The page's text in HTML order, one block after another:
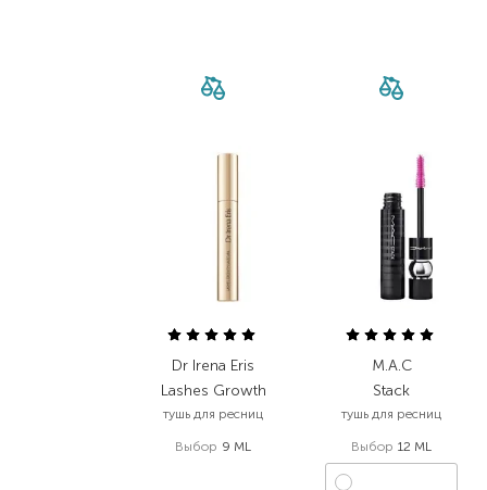
Dr Irena Eris
Lashes Growth
тушь для ресниц
Выбор 9 ML
M.A.C
Stack
тушь для ресниц
Выбор 12 ML